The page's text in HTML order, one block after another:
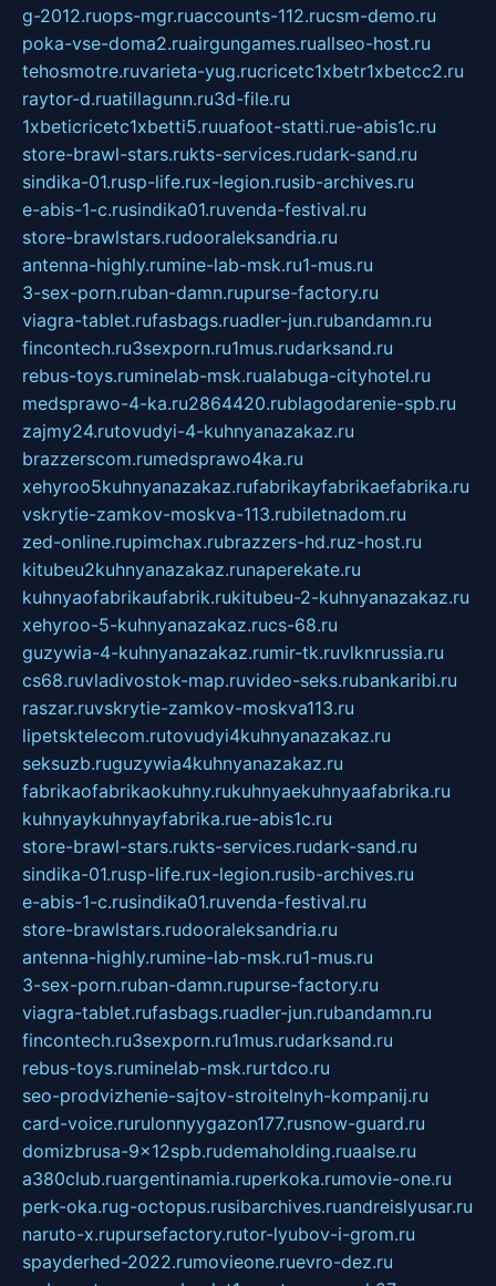
g-2012.ruops-mgr.ruaccounts-112.rucsm-demo.ru
poka-vse-doma2.ruairgungames.ruallseo-host.ru
tehosmotre.ruvarieta-yug.rucricetc1xbetr1xbetcc2.ru
raytor-d.ruatillagunn.ru3d-file.ru
1xbeticricetc1xbetti5.ruuafoot-statti.rue-abis1c.ru
store-brawl-stars.rukts-services.rudark-sand.ru
sindika-01.rusp-life.rux-legion.rusib-archives.ru
e-abis-1-c.rusindika01.ruvenda-festival.ru
store-brawlstars.rudooraleksandria.ru
antenna-highly.rumine-lab-msk.ru1-mus.ru
3-sex-porn.ruban-damn.rupurse-factory.ru
viagra-tablet.rufasbags.ruadler-jun.rubandamn.ru
fincontech.ru3sexporn.ru1mus.rudarksand.ru
rebus-toys.ruminelab-msk.rualabuga-cityhotel.ru
medsprawo-4-ka.ru2864420.rublagodarenie-spb.ru
zajmy24.rutovudyi-4-kuhnyanazakaz.ru
brazzerscom.rumedsprawo4ka.ru
xehyroo5kuhnyanazakaz.rufabrikayfabrikaefabrika.ru
vskrytie-zamkov-moskva-113.rubiletnadom.ru
zed-online.rupimchax.rubrazzers-hd.ruz-host.ru
kitubeu2kuhnyanazakaz.runaperekate.ru
kuhnyaofabrikaufabrik.rukitubeu-2-kuhnyanazakaz.ru
xehyroo-5-kuhnyanazakaz.rucs-68.ru
guzywia-4-kuhnyanazakaz.rumir-tk.ruvlknrussia.ru
cs68.ruvladivostok-map.ruvideo-seks.rubankaribi.ru
raszar.ruvskrytie-zamkov-moskva113.ru
lipetsktelecom.rutovudyi4kuhnyanazakaz.ru
seksuzb.ruguzywia4kuhnyanazakaz.ru
fabrikaofabrikaokuhny.rukuhnyaekuhnyaafabrika.ru
kuhnyaykuhnyayfabrika.rue-abis1c.ru
store-brawl-stars.rukts-services.rudark-sand.ru
sindika-01.rusp-life.rux-legion.rusib-archives.ru
e-abis-1-c.rusindika01.ruvenda-festival.ru
store-brawlstars.rudooraleksandria.ru
antenna-highly.rumine-lab-msk.ru1-mus.ru
3-sex-porn.ruban-damn.rupurse-factory.ru
viagra-tablet.rufasbags.ruadler-jun.rubandamn.ru
fincontech.ru3sexporn.ru1mus.rudarksand.ru
rebus-toys.ruminelab-msk.rurtdco.ru
seo-prodvizhenie-sajtov-stroitelnyh-kompanij.ru
card-voice.rurulonnyygazon177.rusnow-guard.ru
domizbrusa-9x12spb.rudemaholding.ruaalse.ru
a380club.ruargentinamia.ruperkoka.rumovie-one.ru
perk-oka.rug-octopus.rusibarchives.ruandreislyusar.ru
naruto-x.rupursefactory.rutor-lyubov-i-grom.ru
spayderhed-2022.rumovieone.ruevro-dez.ru